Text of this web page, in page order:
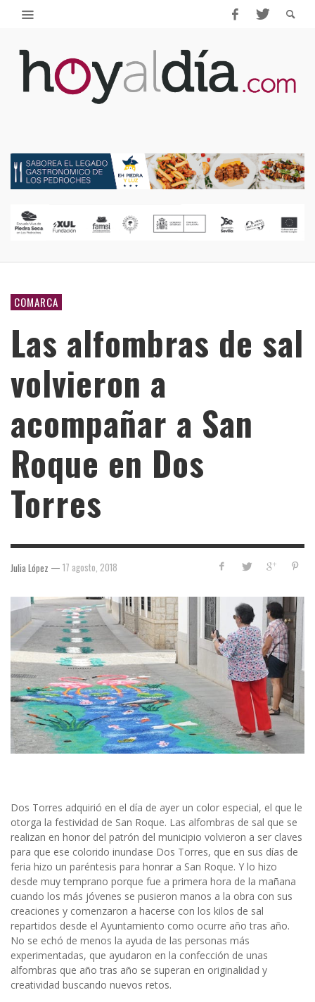
COMARCA
Las alfombras de sal
volvieron a
acompañar a San
Roque en Dos
Torres
Julia López — 17 agosto, 2018
Dos Torres adquirió en el día de ayer un color especial, el que le
otorga la festividad de San Roque. Las alfombras de sal que se
realizan en honor del patrón del municipio volvieron a ser claves
para que ese colorido inundase Dos Torres, que en sus días de
feria hizo un paréntesis para honrar a San Roque. Y lo hizo
desde muy temprano porque fue a primera hora de la mañana
cuando los más jóvenes se pusieron manos a la obra con sus
creaciones y comenzaron a hacerse con los kilos de sal
repartidos desde el Ayuntamiento como ocurre año tras año.
No se echó de menos la ayuda de las personas más
experimentadas, que ayudaron en la confección de unas
alfombras que año tras año se superan en originalidad y
creatividad buscando nuevos retos.